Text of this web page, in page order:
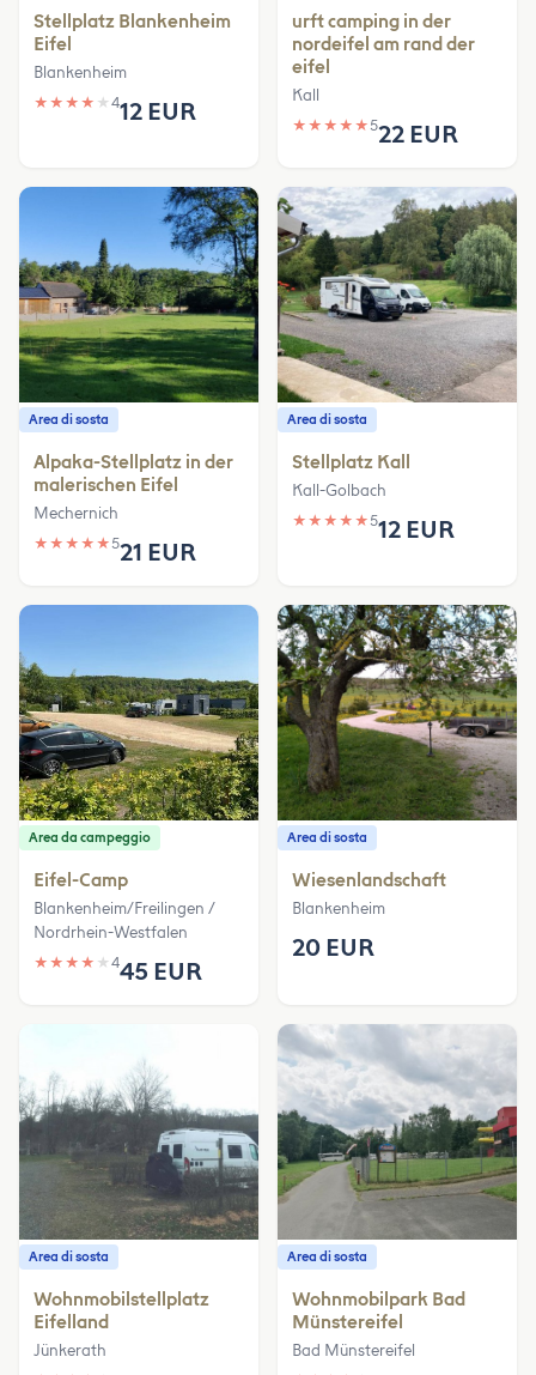
Stellplatz Blankenheim
Eifel
Blankenheim
★ ★ ★ ★ ★ 412 EUR
urft camping in der
nordeifel am rand der
eifel
Kall
★ ★ ★ ★ ★522 EUR
Area di sosta
Alpaka-Stellplatz in der
malerischen Eifel
Mechernich
★ ★ ★ ★ ★521 EUR
Area di sosta
Stellplatz Kall
Kall-Golbach
★ ★ ★ ★ ★512 EUR
Area da campeggio
Eifel-Camp
Blankenheim/Freilingen /
Nordrhein-Westfalen
★ ★ ★ ★ ★ 445 EUR
Area di sosta
Wiesenlandschaft
Blankenheim
20 EUR
Area di sosta
Wohnmobilstellplatz
Eifelland
Jünkerath
Area di sosta
Wohnmobilpark Bad
Münstereifel
Bad Münstereifel